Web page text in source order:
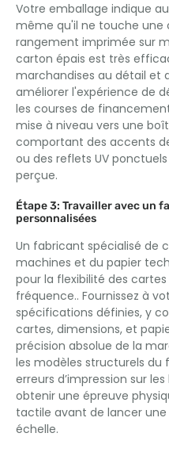
Votre emballage indique
même qu'il ne touche une
rangement imprimée sur
carton épais est très
marchandises au détail et
améliorer l'expérience de
les courses de
mise à niveau vers une
comportant des accents
ou des reflets UV
perçue.
Étape 3: Travailler avec un
personnalisées
Un fabricant spécialisé de
machines et du papier
pour la flexibilité des
fréquence.. Fournissez à
spécifications définies, y
cartes, dimensions, et
précision absolue de la
les modèles structurels du
erreurs d’impression sur
obtenir une épreuve
tactile avant de lancer
échelle.